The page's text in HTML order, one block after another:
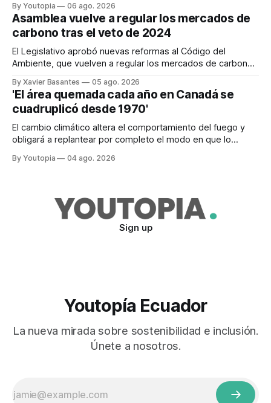
By Youtopia 06 ago. 2026
Asamblea vuelve a regular los mercados de
carbono tras el veto de 2024
El Legislativo aprobó nuevas reformas al Código del
Ambiente, que vuelven a regular los mercados de carbono,
By Xavier Basantes 05 ago. 2026
'El área quemada cada año en Canadá se
cuadruplicó desde 1970'
El cambio climático altera el comportamiento del fuego y
obligará a replantear por completo el modo en que lo
By Youtopia 04 ago. 2026
Sign up
Youtopía Ecuador
La nueva mirada sobre sostenibilidad e inclusión.
Únete a nosotros.